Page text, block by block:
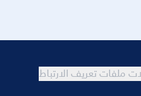
ملفات تعريف الارتباط